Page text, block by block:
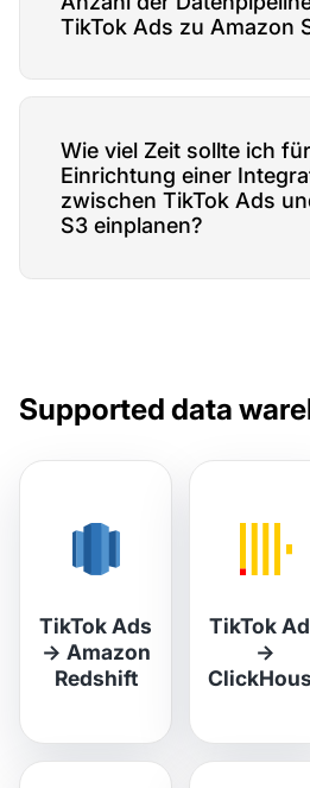
TikTok Ads zu Amazon
Wie viel Zeit sollte ich
Einrichtung einer
zwischen TikTok Ads
S3 einplanen?
Supported data
TikTok Ads
→ Amazon
Redshift
TikTok
→